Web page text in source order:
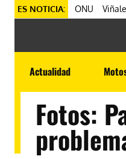
ES NOTICIA: ONU
Actualidad
Fotos: